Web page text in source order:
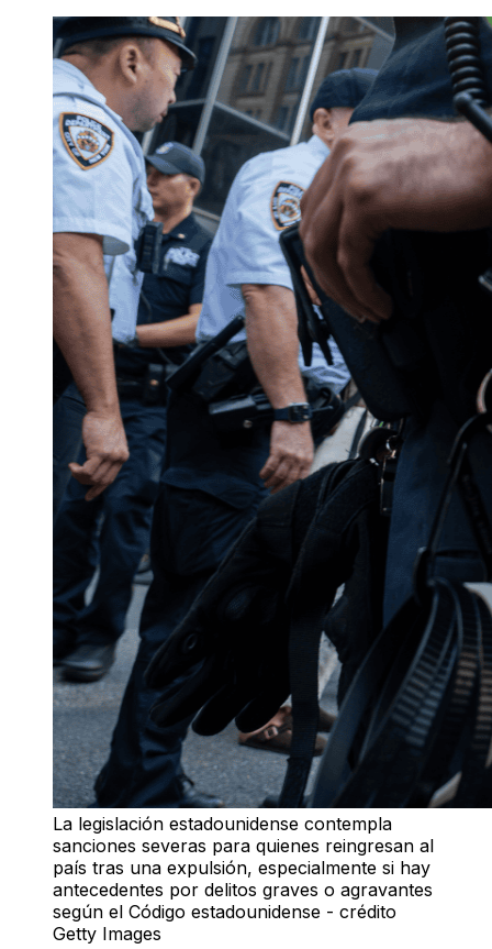
La legislación estadounidense contempla
sanciones severas para quienes reingresan al
país tras una expulsión, especialmente si hay
antecedentes por delitos graves o agravantes
según el Código estadounidense - crédito
Getty Images